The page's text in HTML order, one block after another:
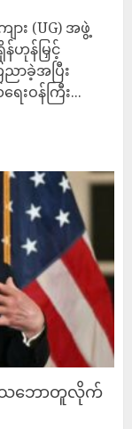
ား (UG) အဖွဲ့
န်ဟုန်မြှင့်
ာခဲ့အပြီး
းဝန်ကြီး...
သဘောတူလိုက်